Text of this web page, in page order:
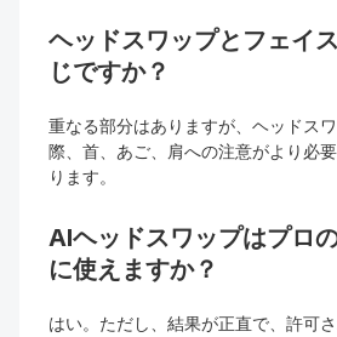
ヘッドスワップとフェイ
じですか？
重なる部分はありますが、ヘッドス
際、首、あご、肩への注意がより必
ります。
AIヘッドスワップはプロ
に使えますか？
はい。ただし、結果が正直で、許可